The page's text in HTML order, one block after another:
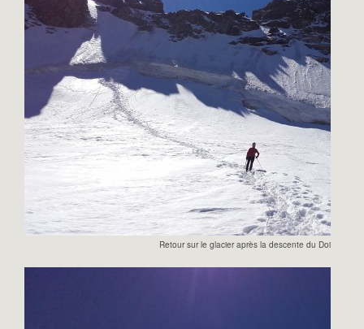
Retour sur le glacier après la descente du Doigt de